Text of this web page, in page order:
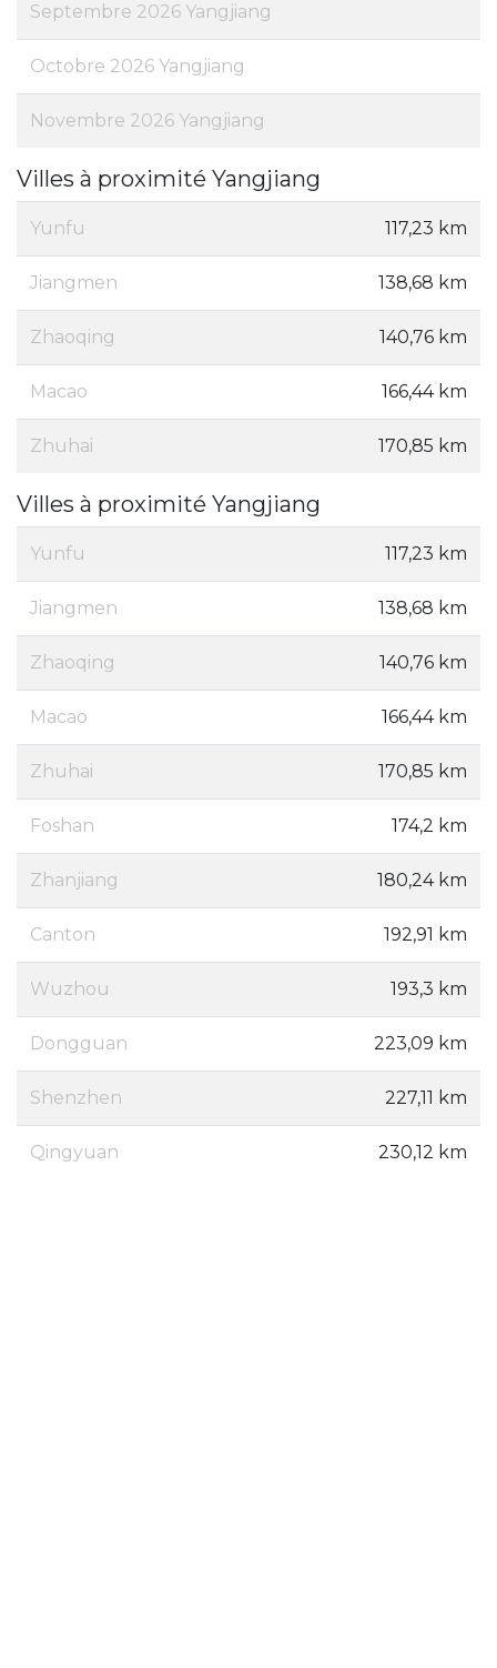
Septembre 2026 Yangjiang
Octobre 2026 Yangjiang
Novembre 2026 Yangjiang
Villes à proximité Yangjiang
Yunfu 117,23 km
Jiangmen 138,68 km
Zhaoqing 140,76 km
Macao 166,44 km
Zhuhai 170,85 km
Villes à proximité Yangjiang
Yunfu 117,23 km
Jiangmen 138,68 km
Zhaoqing 140,76 km
Macao 166,44 km
Zhuhai 170,85 km
Foshan 174,2 km
Zhanjiang 180,24 km
Canton 192,91 km
Wuzhou 193,3 km
Dongguan 223,09 km
Shenzhen 227,11 km
Qingyuan 230,12 km